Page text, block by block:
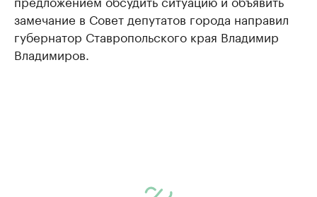
замечание в Совет депутатов города направил
губернатор Ставропольского края Владимир
Владимиров.